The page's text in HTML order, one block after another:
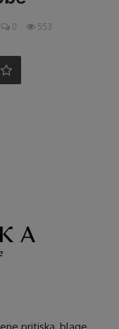
0 553
pritiska, blage